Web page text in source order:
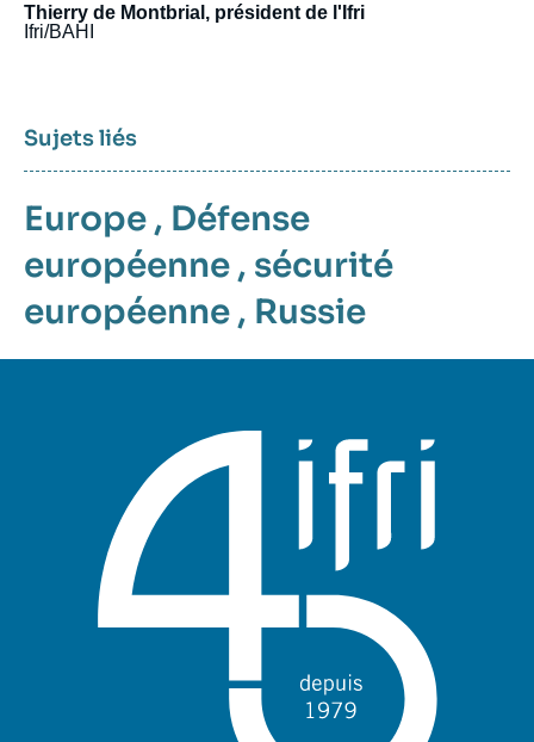
Thierry de Montbrial, président de l'Ifri
Ifri/BAHI
Sujets liés
Europe , Défense
européenne , sécurité
européenne , Russie